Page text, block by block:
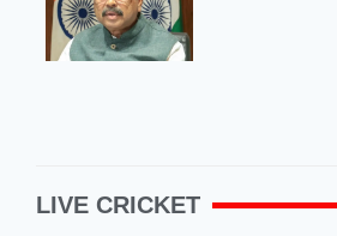
LIVE CRICKET